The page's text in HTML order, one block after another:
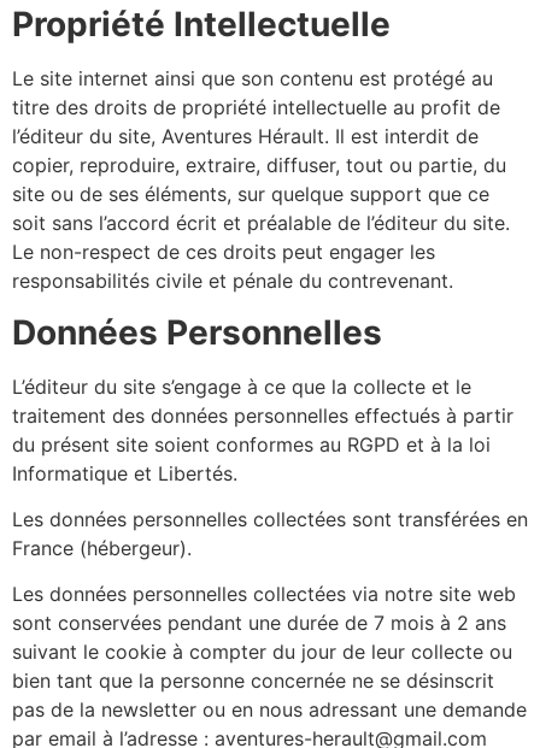
Propriété Intellectuelle
Le site internet ainsi que son contenu est protégé au
titre des droits de propriété intellectuelle au profit de
l’éditeur du site, Aventures Hérault. Il est interdit de
copier, reproduire, extraire, diffuser, tout ou partie, du
site ou de ses éléments, sur quelque support que ce
soit sans l’accord écrit et préalable de l’éditeur du site.
Le non-respect de ces droits peut engager les
responsabilités civile et pénale du contrevenant.
Données Personnelles
L’éditeur du site s’engage à ce que la collecte et le
traitement des données personnelles effectués à partir
du présent site soient conformes au RGPD et à la loi
Informatique et Libertés.
Les données personnelles collectées sont transférées en
France (hébergeur).
Les données personnelles collectées via notre site web
sont conservées pendant une durée de 7 mois à 2 ans
suivant le cookie à compter du jour de leur collecte ou
bien tant que la personne concernée ne se désinscrit
pas de la newsletter ou en nous adressant une demande
par email à l’adresse : aventures-herault@gmail.com